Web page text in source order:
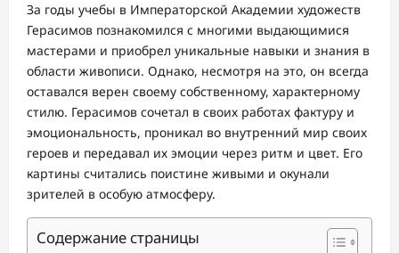
За годы учебы в Императорской Академии художеств
Герасимов познакомился с многими выдающимися
мастерами и приобрел уникальные навыки и знания в
области живописи. Однако, несмотря на это, он всегда
оставался верен своему собственному, характерному
стилю. Герасимов сочетал в своих работах фактуру и
эмоциональность, проникал во внутренний мир своих
героев и передавал их эмоции через ритм и цвет. Его
картины считались поистине живыми и окунали
зрителей в особую атмосферу.
Содержание страницы